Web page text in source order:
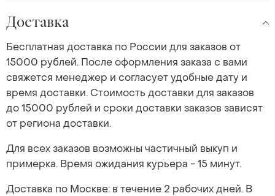
Доставка
Бесплатная доставка по России для заказов от
15000 рублей. После оформления заказа с вами
свяжется менеджер и согласует удобные дату и
время доставки. Стоимость доставки для заказов
до 15000 рублей и сроки доставки заказов зависят
от региона доставки.
Для всех заказов возможны частичный выкуп и
примерка. Время ожидания курьера - 15 минут.
Доставка по Москве: в течение 2 рабочих дней. В